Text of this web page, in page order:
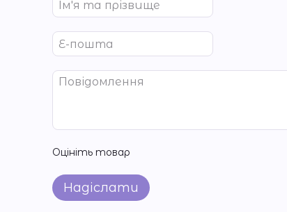
Оцініть товар
Надіслати